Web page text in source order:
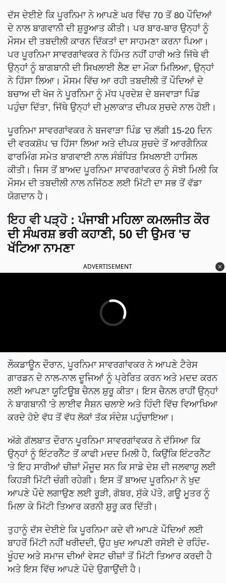
ਦੱਸ ਦੇਈਏ ਕਿ ਪੂਰਨਿਮਾ ਨੇ ਆਪਣੇ ਘਰ ਵਿੱਚ 70 ਤੋਂ 80 ਪੌਦਿਆਂ
ਦੇ ਨਾਲ ਬਾਗਵਾਨੀ ਦੀ ਸ਼ੁਰੂਆਤ ਕੀਤੀ। ਪਰ ਬਾਰ-ਬਾਰ ਉਨ੍ਹਾਂ ਨੂੰ
ਮੌਸਮ ਦੀ ਤਬਦੀਲੀ ਕਾਰਨ ਦਿੱਕਤਾਂ ਦਾ ਸਾਹਮਣਾ ਕਰਨਾ ਪਿਆ।
ਪਰ ਪੂਰਨਿਮਾ ਸਾਵਰਗਾਂਵਕਰ ਨੇ ਹਿੰਮਤ ਨਹੀਂ ਹਾਰੀ ਅਤੇ ਜਿੱਥੇ ਵੀ
ਉਨ੍ਹਾਂ ਨੂੰ ਬਾਗਬਾਨੀ ਦੀ ਸਿਖਲਾਈ ਲੈਣ ਦਾ ਮੌਕਾ ਮਿਲਿਆ, ਉਨ੍ਹਾਂ
ਨੇ ਹਿੱਸਾ ਲਿਆ। ਮੌਸਮ ਵਿੱਚ ਆ ਰਹੀ ਤਬਦੀਲੀ ਤੋਂ ਪੌਦਿਆਂ ਦੇ
ਬਚਾਅ ਦੀ ਖੋਜ ਨੇ ਪੂਰਨਿਮਾ ਨੂੰ ਮੱਧ ਪ੍ਰਦੇਸ਼ ਦੇ ਬਜਵਾੜਾ ਪਿੰਡ
ਪਹੁੰਚਾ ਦਿੱਤਾ, ਜਿੱਥੇ ਉਨ੍ਹਾਂ ਦੀ ਮੁਲਾਕਾਤ ਦੀਪਕ ਸੁਚਦੇ ਨਾਲ ਹੋਈ।
ਪੂਰਨਿਮਾ ਸਾਵਰਗਾਂਵਕਰ ਨੇ ਬਜਵਾੜਾ ਪਿੰਡ 'ਚ ਲੱਗੀ 15-20 ਦਿਨ
ਦੀ ਵਰਕਸ਼ੋਪ 'ਚ ਹਿੱਸਾ ਲਿਆ ਅਤੇ ਦੀਪਕ ਸੁਚਦੇ ਤੋਂ ਆਰਗੈਨਿਕ
ਫਾਰਮਿੰਗ ਸਮੇਤ ਬਾਗਵਾਈ ਨਾਲ ਸੰਬੰਧਿਤ ਸਿਖਲਾਈ ਹਾਸਿਲ
ਕੀਤੀ। ਜਿਸ ਤੋਂ ਬਾਅਦ ਪੂਰਨਿਮਾ ਸਾਵਰਗਾਂਵਕਰ ਨੂੰ ਸੋਝੀ ਮਿਲੀ ਕਿ
ਮੌਸਮ ਦੀ ਤਬਦੀਲੀ ਨਾਲ ਨਜਿੱਠਣ ਲਈ ਮਿੱਟੀ ਦਾ ਸਭ ਤੋਂ ਵੱਡਾ
ਯੋਗਦਾਨ ਹੈ।
ਇਹ ਵੀ ਪੜ੍ਹੋ : ਪੰਜਾਬੀ ਮਹਿਲਾ ਕਮਲਜੀਤ ਕੌਰ
ਦੀ ਸੰਘਰਸ਼ ਭਰੀ ਕਹਾਣੀ, 50 ਦੀ ਉਮਰ 'ਚ
ਖੱਟਿਆ ਨਾਮਣਾ
ADVERTISEMENT
ਲੌਕਡਾਊਨ ਦੌਰਾਨ, ਪੂਰਨਿਮਾ ਸਾਵਰਗਾਂਵਕਰ ਨੇ ਆਪਣੇ ਟੈਰੇਸ
ਗਾਰਡਨ ਦੇ ਨਾਲ-ਨਾਲ ਦੂਜਿਆਂ ਨੂੰ ਪ੍ਰੇਰਿਤ ਕਰਨ ਅਤੇ ਮਦਦ ਕਰਨ
ਲਈ ਆਪਣਾ ਯੂਟਿਊਬ ਚੈਨਲ ਸ਼ੁਰੂ ਕੀਤਾ। ਇਸ ਚੈਨਲ ਰਾਹੀਂ ਉਨ੍ਹਾਂ
ਨੇ ਬਾਗਬਾਨੀ 'ਤੇ ਲਾਈਵ ਸੈਸ਼ਨ ਚਲਾਏ ਅਤੇ ਹਿੰਦੀ ਵਿੱਚ ਵਿਆਖਿਆ
ਕਰਦੇ ਹੋਏ ਵੱਧ ਤੋਂ ਵੱਧ ਲੋਕਾਂ ਤੱਕ ਸੰਦੇਸ਼ ਪਹੁੰਚਾਇਆ।
ਅੱਗੇ ਗੱਲਬਾਤ ਦੌਰਾਨ ਪੂਰਨਿਮਾ ਸਾਵਰਗਾਂਵਕਰ ਨੇ ਦੱਸਿਆ ਕਿ
ਉਨ੍ਹਾਂ ਨੂੰ ਇੰਟਰਨੈੱਟ ਤੋਂ ਕਾਫੀ ਮਦਦ ਮਿਲੀ ਹੈ, ਕਿਉਂਕਿ ਇੰਟਰਨੈੱਟ
'ਤੇ ਇਹ ਸਾਰੀਆਂ ਚੀਜ਼ਾਂ ਮੌਜੂਦ ਸਨ ਕਿ ਸਾਡੇ ਦੇਸ਼ ਦੀ ਜਲਵਾਯੂ ਲਈ
ਕਿਹੜੀ ਮਿੱਟੀ ਚੰਗੀ ਰਹੇਗੀ। ਇਸ ਤੋਂ ਬਾਅਦ ਪੂਰਨਿਮਾ ਨੇ ਖੁਦ
ਆਪਣੇ ਪੌਦੇ ਲਗਾਉਣ ਲਈ ਰੂੜੀ, ਗੋਬਰ, ਸੁੱਕੇ ਪੱਤੇ, ਗਊ ਮੂਤਰ ਨੂੰ
ਮਿਲਾ ਕੇ ਮਿੱਟੀ ਤਿਆਰ ਕਰਨੀ ਸ਼ੁਰੂ ਕਰ ਦਿੱਤੀ।
ਤੁਹਾਨੂੰ ਦੱਸ ਦੇਈਏ ਕਿ ਪੂਰਨਿਮਾ ਕਦੇ ਵੀ ਆਪਣੇ ਪੌਦਿਆਂ ਲਈ
ਬਾਹਰੋਂ ਮਿੱਟੀ ਨਹੀਂ ਖਰੀਦਦੀ, ਉਹ ਖੁਦ ਆਪਣੀ ਰਸੋਈ ਦੇ ਰਹਿੰਦ-
ਖੂੰਹਦ ਅਤੇ ਸਮਾਜ ਦੀਆਂ ਵੇਸਟ ਚੀਜ਼ਾਂ ਤੋਂ ਮਿੱਟੀ ਤਿਆਰ ਕਰਦੀ ਹੈ
ਅਤੇ ਇਸ ਵਿੱਚ ਆਪਣੇ ਪੌਦੇ ਉਗਾਉਂਦੀ ਹੈ।